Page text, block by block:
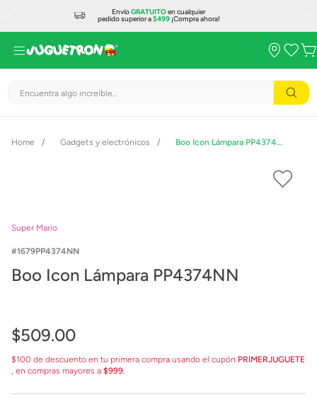
EnvíoGRATUITOen cualquier
pedido superior a$499¡Compra ahora!
Encuentra algo increíble...
Gadgets y electrónicos Boo Icon Lámpara PP4374NN
Super Mario
1679PP4374NN
Boo Icon Lámpara PP4374NN
$509.00
$100 de descuento en tu primera compra usando el cupón PRIMERJUGUETE
, en compras mayores a $999.